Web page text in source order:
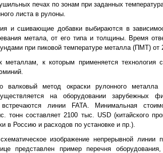
печах по зонам при заданных
листа в рулоны.
и сшивающие добавки выбираются в
метала, от его типа и толщины. Время
при пиковой температуре металла (ПМТ) от
к которым применяется технология
валковый метод окраски рулонного металла
на оборудовании зарубежных
линии FATA. Минимальная
тонн составляет 2100 тыс. USD (китайского
в Россию и расходов по установке и пр.).
изображение непрерывной линии
представлен пример перечня